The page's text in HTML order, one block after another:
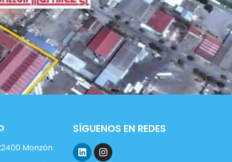
Monzón
SÍGUENOS EN REDES
i
n
n
s